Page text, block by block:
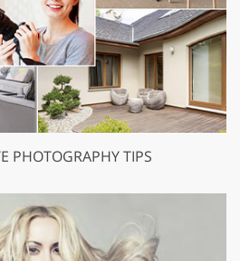
PHOTOGRAPHY TIPS